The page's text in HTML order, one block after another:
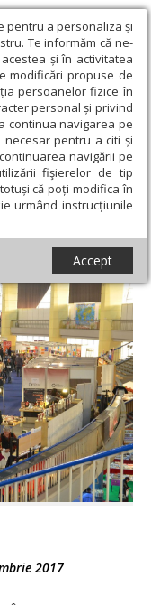
pentru a personaliza și
Te informăm că ne-
și în activitatea
modificări propuse de
persoanelor fizice în
personal și privind
continua navigarea pe
necesar pentru a citi și
navigării pe
fişierelor de tip
că poți modifica în
urmând instrucțiunile
Accept
› Concurs de
elevi la
2017